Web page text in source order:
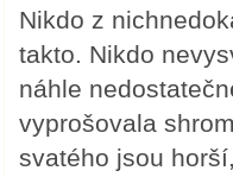
Nikdo z
takto. Nikdo
náhle
vyprošovala
svatého jsou